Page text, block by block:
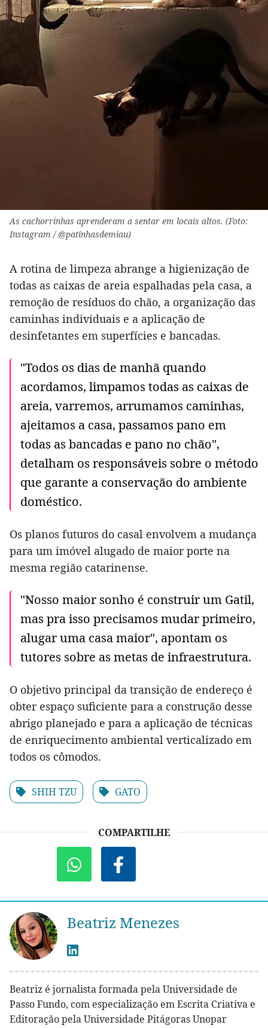
As cachorrinhas aprenderam a sentar em locais altos. (Foto:
Instagram / @patinhasdemiau)
A rotina de limpeza abrange a higienização de
todas as caixas de areia espalhadas pela casa, a
remoção de resíduos do chão, a organização das
caminhas individuais e a aplicação de
desinfetantes em superfícies e bancadas.
"Todos os dias de manhã quando
acordamos, limpamos todas as caixas de
areia, varremos, arrumamos caminhas,
ajeitamos a casa, passamos pano em
todas as bancadas e pano no chão",
detalham os responsáveis sobre o método
que garante a conservação do ambiente
doméstico.
Os planos futuros do casal envolvem a mudança
para um imóvel alugado de maior porte na
mesma região catarinense.
"Nosso maior sonho é construir um Gatil,
mas pra isso precisamos mudar primeiro,
alugar uma casa maior", apontam os
tutores sobre as metas de infraestrutura.
O objetivo principal da transição de endereço é
obter espaço suficiente para a construção desse
abrigo planejado e para a aplicação de técnicas
de enriquecimento ambiental verticalizado em
todos os cômodos.
SHIH TZU GATO
COMPARTILHE
Beatriz Menezes
Beatriz é jornalista formada pela Universidade de
Passo Fundo, com especialização em Escrita Criativa e
Editoração pela Universidade Pitágoras Unopar